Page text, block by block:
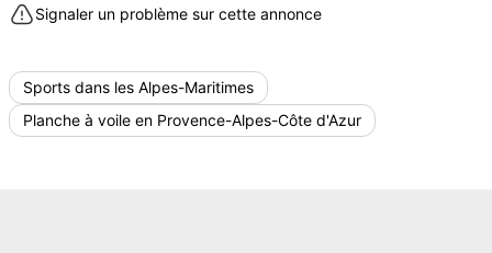
Signaler un problème sur cette annonce
Sports dans les Alpes-Maritimes
Planche à voile en Provence-Alpes-Côte d'Azur